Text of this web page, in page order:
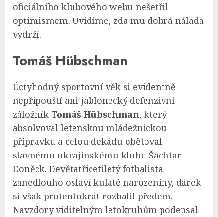
oficiálního klubového webu nešetřil
optimismem. Uvidíme, zda mu dobrá nálada
vydrží.
Tomáš Hübschman
Úctyhodný sportovní věk si evidentně
nepřipouští ani jablonecký defenzivní
záložník Tomáš Hübschman, který
absolvoval letenskou mládežnickou
přípravku a celou dekádu obětoval
slavnému ukrajinskému klubu Šachtar
Doněck. Devětatřicetiletý fotbalista
zanedlouho oslaví kulaté narozeniny, dárek
si však protentokrát rozbalil předem.
Navzdory viditelným letokruhům podepsal